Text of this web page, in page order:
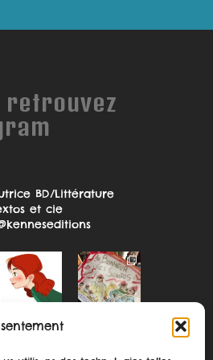
retrouvez
BD/Littérature
et cie